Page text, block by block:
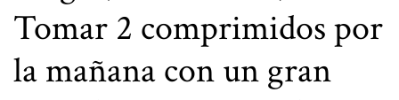
Tomar 2 comprimidos por
la mañana con un gran